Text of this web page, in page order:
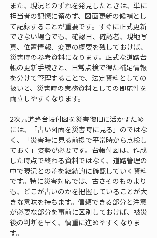
また、現況とのずれを発見したときは、単に
担当者の記憶に留めず、図面更新の候補とし
て記録することが重要です。すぐに正式更新
できない場合でも、確認日、確認者、現地写
真、位置情報、変更の概要を残しておけば、
災害時の参考資料になります。正式な道路台
帳の更新手続きと、日常点検で得た補足情報
を分けて管理することで、法定資料としての
扱いと、災害時の実務資料としての即応性を
両立しやすくなります。
2次元道路台帳付図を災害復旧に活かすため
には、「古い図面を災害時に見る」のではな
く、「災害時に見る前提で平常時から点検し
ておく」姿勢が必要です。台帳付図は、作成
した時点で終わる資料ではなく、道路管理の
中で現況との差を継続的に確認していく資料
です。特に災害対応では、古さそのものより
も、どこが古いのかを把握していることが大
きな意味を持ちます。信頼できる部分と注意
が必要な部分を事前に区別しておけば、被災
後の判断を早く、慎重に進めやすくなりま
す。